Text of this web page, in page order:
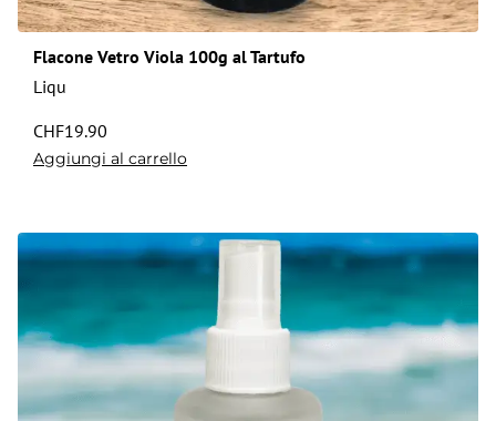
Flacone Vetro Viola 100g al Tartufo
Liqu
CHF19.90
Aggiungi al carrello